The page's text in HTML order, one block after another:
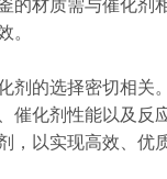
材质需与催化剂
。
剂的选择密切相关
催化剂性能以及反
，以实现高效、优